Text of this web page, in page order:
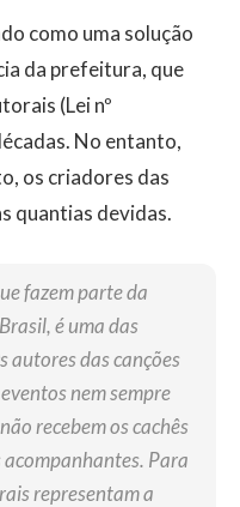
como uma solução
da prefeitura, que
(Lei nº
No entanto,
os criadores das
quantias devidas.
fazem parte da
é uma das
autores das canções
nem sempre
recebem os cachês
Para
representam a